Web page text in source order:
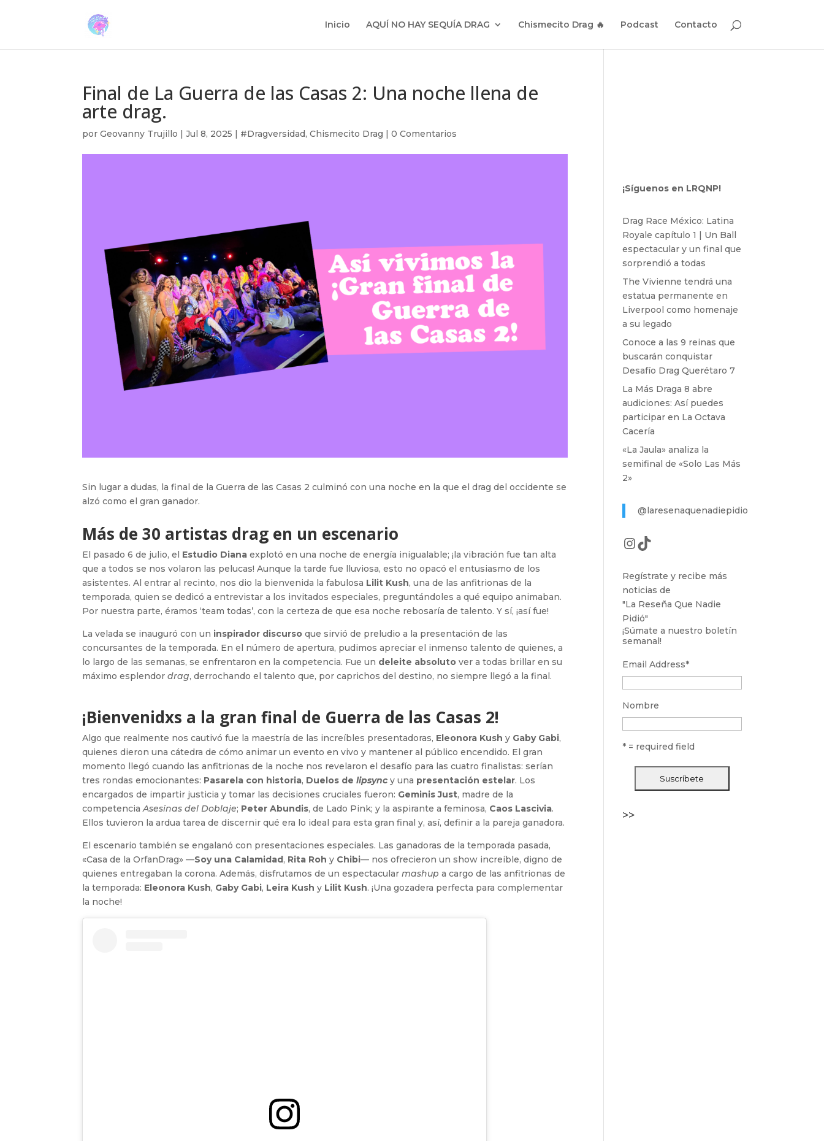
Inicio AQUÍ NO HAY SEQUÍA DRAG Chismecito Drag 🔥 Podcast Contacto
Final de La Guerra de las Casas 2: Una noche llena de
arte drag.
porGeovanny Trujillo |Jul 8, 2025 | #Dragversidad,Chismecito Drag |0 Comentarios
Sin lugar a dudas, la final de la Guerra de las Casas 2 culminó con una noche en la que el drag del occidente se
alzó como el gran ganador.
Más de 30 artistas drag en un escenario
El pasado 6 de julio, el Estudio Diana explotó en una noche de energía inigualable; ¡la vibración fue tan alta
que a todos se nos volaron las pelucas! Aunque la tarde fue lluviosa, esto no opacó el entusiasmo de los
asistentes. Al entrar al recinto, nos dio la bienvenida la fabulosa Lilit Kush, una de las anfitrionas de la
temporada, quien se dedicó a entrevistar a los invitados especiales, preguntándoles a qué equipo animaban.
Por nuestra parte, éramos ‘team todas’, con la certeza de que esa noche rebosaría de talento. Y sí, ¡así fue!
La velada se inauguró con un inspirador discurso que sirvió de preludio a la presentación de las
concursantes de la temporada. En el número de apertura, pudimos apreciar el inmenso talento de quienes, a
lo largo de las semanas, se enfrentaron en la competencia. Fue un deleite absoluto ver a todas brillar en su
máximo esplendordrag, derrochando el talento que, por caprichos del destino, no siempre llegó a la final.
¡Bienvenidxs a la gran final de Guerra de las Casas 2!
Algo que realmente nos cautivó fue la maestría de las increíbles presentadoras, Eleonora Kush y Gaby Gabi,
quienes dieron una cátedra de cómo animar un evento en vivo y mantener al público encendido. El gran
momento llegó cuando las anfitrionas de la noche nos revelaron el desafío para las cuatro finalistas: serían
tres rondas emocionantes: Pasarela con historia, Duelos delipsync y una presentación estelar. Los
encargados de impartir justicia y tomar las decisiones cruciales fueron: Geminis Just, madre de la
competenciaAsesinas del Doblaje; Peter Abundis, de Lado Pink; y la aspirante a feminosa, Caos Lascivia.
Ellos tuvieron la ardua tarea de discernir qué era lo ideal para esta gran final y, así, definir a la pareja ganadora.
El escenario también se engalanó con presentaciones especiales. Las ganadoras de la temporada pasada,
«Casa de la OrfanDrag» —Soy una Calamidad, Rita Roh y Chibi— nos ofrecieron un show increíble, digno de
quienes entregaban la corona. Además, disfrutamos de un espectacularmashup a cargo de las anfitrionas de
la temporada: Eleonora Kush, Gaby Gabi, Leira Kush y Lilit Kush. ¡Una gozadera perfecta para complementar
la noche!
¡Síguenos en LRQNP!
Drag Race México: Latina
Royale capítulo 1 | Un Ball
espectacular y un final que
sorprendió a todas
The Vivienne tendrá una
estatua permanente en
Liverpool como homenaje
a su legado
Conoce a las 9 reinas que
buscarán conquistar
Desafío Drag Querétaro 7
La Más Draga 8 abre
audiciones: Así puedes
participar en La Octava
Cacería
«La Jaula» analiza la
semifinal de «Solo Las Más
2»
@laresenaquenadiepidio
Instagram
TikTok
Regístrate y recibe más
noticias de
"La Reseña Que Nadie
Pidió"
¡Súmate a nuestro boletín
semanal!
Email Address*
Nombre
* = required field
>>